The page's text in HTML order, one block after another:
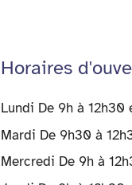
Horaires
Lundi De 9h à 12h30
Mardi De 9h30 à
Mercredi De 9h à